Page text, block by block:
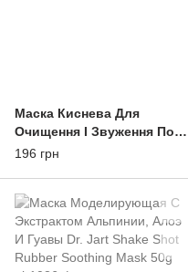
Маска Киснева Для
Очищення І Звуження Пор
Dr. Jart Dermask Porecting
196 грн